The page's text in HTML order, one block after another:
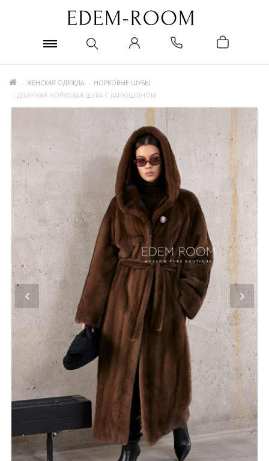
ЖЕНСКАЯ ОДЕЖДА
НОРКОВЫЕ ШУБЫ
ДЛИННАЯ НОРКОВАЯ ШУБА С КАПЮШОНОМ